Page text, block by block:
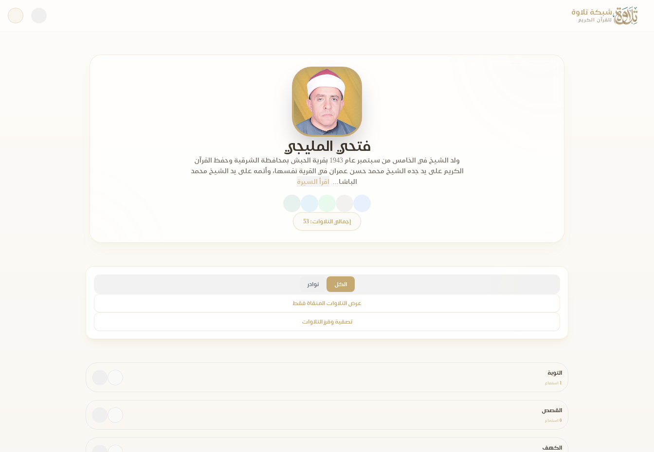
شبكة تلاوة
للقرآن الكريم
فتحي المليجي
ولد الشيخ في الخامس من سبتمبر عام 1943 بقرية الحبش بمحافظة الشرقية وحفظ القرآن
الكريم على يد جده الشيخ محمد حسن عمران في القرية نفسها، وأتمه على يد الشيخ محمد
الباشا...
اقرأ السيرة
إجمالي التلاوات: 53
الكل نوادر
عرض التلاوات المنقاة فقط
تصفية وفرز التلاوات
التوبة
1 استماع
القصص
0 استماع
الكهف